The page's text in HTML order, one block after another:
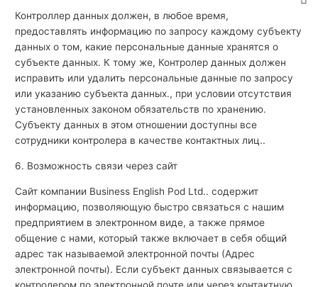
Контроллер данных должен, в любое время,
предоставлять информацию по запросу каждому субъекту
данных о том, какие персональные данные хранятся о
субъекте данных. К тому же, Контролер данных должен
исправить или удалить персональные данные по запросу
или указанию субъекта данных., при условии отсутствия
установленных законом обязательств по хранению.
Субъекту данных в этом отношении доступны все
сотрудники контролера в качестве контактных лиц..
6. Возможность связи через сайт
Сайт компании Business English Pod Ltd.. содержит
информацию, позволяющую быстро связаться с нашим
предприятием в электронном виде, а также прямое
общение с нами, который также включает в себя общий
адрес так называемой электронной почты (Адрес
электронной почты). Если субъект данных связывается с
контролером по электронной почте или через контактную